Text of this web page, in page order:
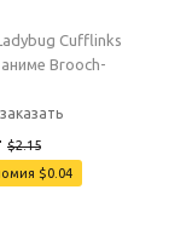
Cufflinks
Brooch-
$2.15
$0.04